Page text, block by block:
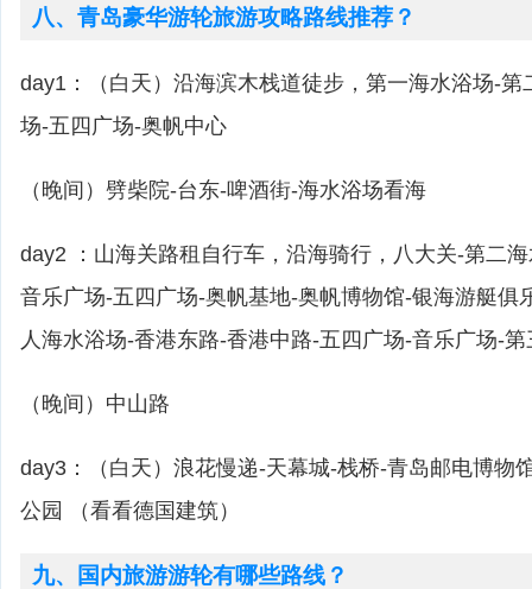
八、青岛豪华游轮旅游攻略路线推荐？
day1：（白天）沿海滨木栈道徒步，第一海水浴场-第
场-五四广场-奥帆中心
（晚间）劈柴院-台东-啤酒街-海水浴场看海
day2 ：山海关路租自行车，沿海骑行，八大关-第二
音乐广场-五四广场-奥帆基地-奥帆博物馆-银海游艇俱
人海水浴场-香港东路-香港中路-五四广场-音乐广场-
（晚间）中山路
day3：（白天）浪花慢递-天幕城-栈桥-青岛邮电博物
公园 （看看德国建筑）
九、国内旅游游轮有哪些路线？